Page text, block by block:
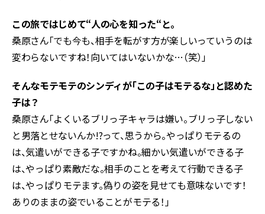
この旅ではじめて“人の心を知った“と。
桑原さん「でも今も、相手を転がす方が楽しいっていうのは
変わらないですね！向いてはいないかな…（笑）」
そんなモテモテのシンディが「この子はモテるな」と認めた
子は？
桑原さん「よくいるブリっ子キャラは嫌い。ブリっ子しない
と男落とせないんか!?って、思うから。やっぱりモテるの
は、気遣いができる子ですかね。細かい気遣いができる子
は、やっぱり素敵だな。相手のことを考えて行動できる子
は、やっぱりモテます。偽りの姿を見せても意味ないです！
ありのままの姿でいることがモテる！」